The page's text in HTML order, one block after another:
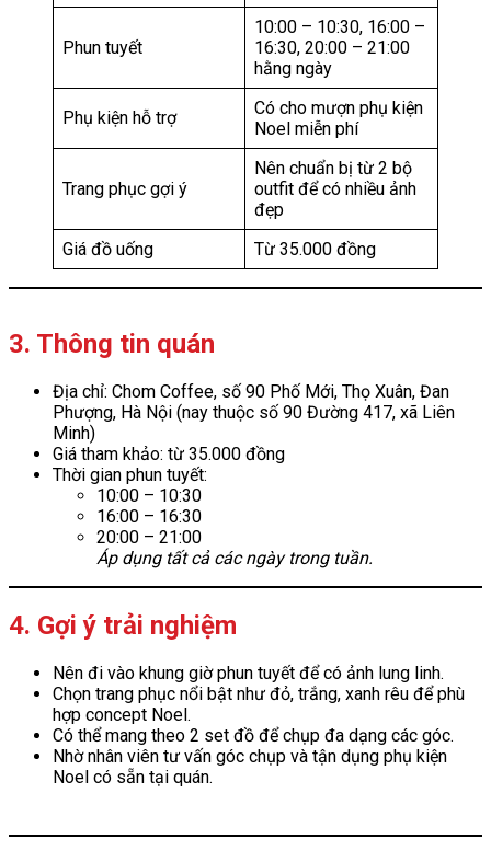
Phun tuyết
10:00 – 10:30, 16:00 –
16:30, 20:00 – 21:00
hằng ngày
Phụ kiện hỗ trợ
Có cho mượn phụ kiện
Noel miễn phí
Trang phục gợi ý
Nên chuẩn bị từ 2 bộ
outfit để có nhiều ảnh
đẹp
Giá đồ uống
Từ 35.000 đồng
3. Thông tin quán
Địa chỉ: Chom Coffee, số 90 Phố Mới, Thọ Xuân, Đan
Phượng, Hà Nội (nay thuộc số 90 Đường 417, xã Liên
Minh)
Giá tham khảo: từ 35.000 đồng
Thời gian phun tuyết:
10:00 – 10:30
16:00 – 16:30
20:00 – 21:00
Áp dụng tất cả các ngày trong tuần.
4. Gợi ý trải nghiệm
Nên đi vào khung giờ phun tuyết để có ảnh lung linh.
Chọn trang phục nổi bật như đỏ, trắng, xanh rêu để phù
hợp concept Noel.
Có thể mang theo 2 set đồ để chụp đa dạng các góc.
Nhờ nhân viên tư vấn góc chụp và tận dụng phụ kiện
Noel có sẵn tại quán.